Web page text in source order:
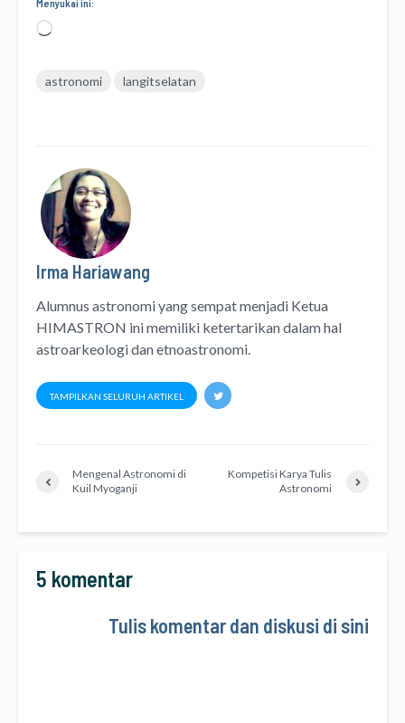
Menyukai ini:
Memuat...
astronomi langitselatan
Irma Hariawang
Alumnus astronomi yang sempat menjadi Ketua
HIMASTRON ini memiliki ketertarikan dalam hal
astroarkeologi dan etnoastronomi.
TAMPILKAN SELURUH ARTIKEL
Mengenal Astronomi di
Kuil Myoganji
Kompetisi Karya Tulis
Astronomi
5 komentar
Tulis komentar dan diskusi di sini